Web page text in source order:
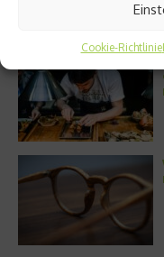
Cookie-Richtlinie